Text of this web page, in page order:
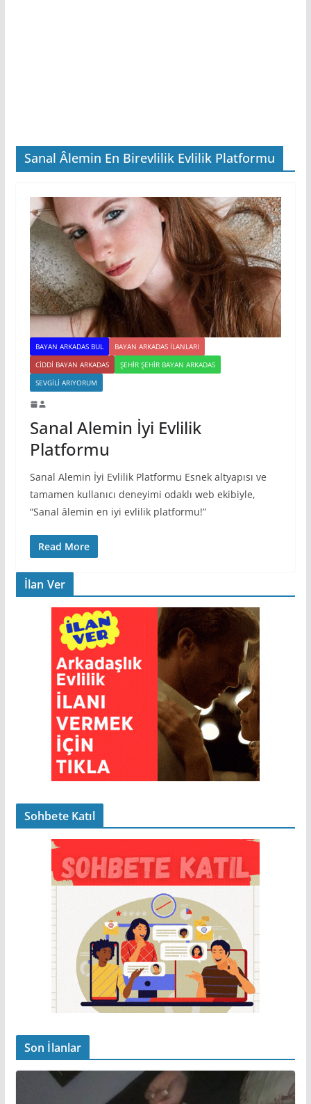
Sanal Âlemin En Birevlilik Evlilik Platformu
BAYAN ARKADAS BUL
BAYAN ARKADAS ILANLARI
CIDDI BAYAN ARKADAS
ŞEHIR ŞEHIR BAYAN ARKADAS
SEVGILI ARIYORUM
Sanal Alemin İyi Evlilik
Platformu
Sanal Alemin İyi Evlilik Platformu Esnek altyapısı ve
tamamen kullanıcı deneyimi odaklı web ekibiyle,
“Sanal âlemin en iyi evlilik platformu!”
Read More
İlan Ver
Sohbete Katıl
Son İlanlar